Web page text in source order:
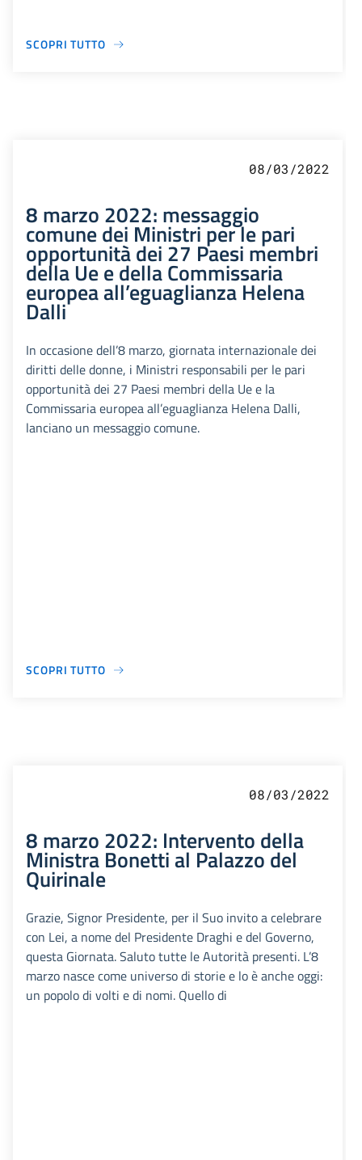
SCOPRI TUTTO
08/03/2022
8 marzo 2022: messaggio
comune dei Ministri per le pari
opportunità dei 27 Paesi membri
della Ue e della Commissaria
europea all’eguaglianza Helena
Dalli
In occasione dell’8 marzo, giornata internazionale dei
diritti delle donne, i Ministri responsabili per le pari
opportunità dei 27 Paesi membri della Ue e la
Commissaria europea all’eguaglianza Helena Dalli,
lanciano un messaggio comune.
SCOPRI TUTTO
08/03/2022
8 marzo 2022: Intervento della
Ministra Bonetti al Palazzo del
Quirinale
Grazie, Signor Presidente, per il Suo invito a celebrare
con Lei, a nome del Presidente Draghi e del Governo,
questa Giornata. Saluto tutte le Autorità presenti. L’8
marzo nasce come universo di storie e lo è anche oggi:
un popolo di volti e di nomi. Quello di